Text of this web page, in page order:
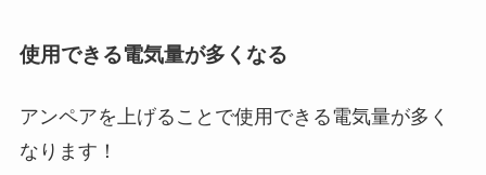
使用できる電気量が多くなる
アンペアを上げることで使用できる電気量が多く
なります！